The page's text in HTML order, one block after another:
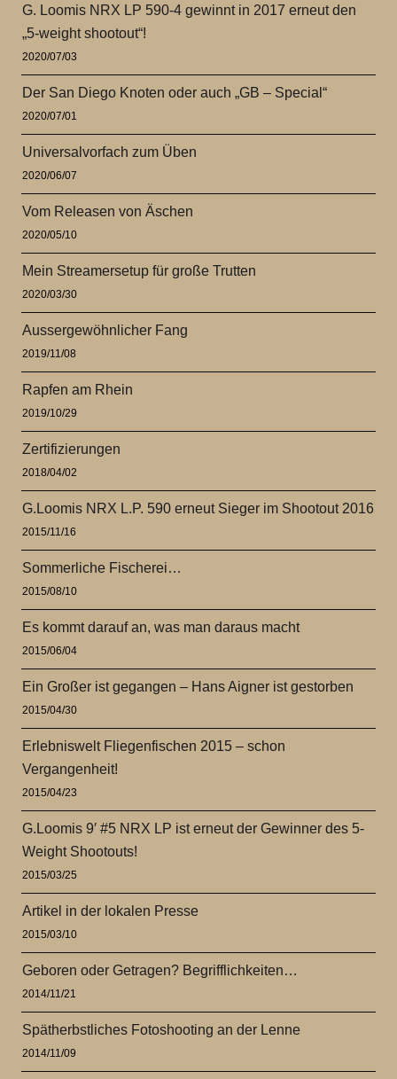
G. Loomis NRX LP 590-4 gewinnt in 2017 erneut den
„5-weight shootout“!
2020/07/03
Der San Diego Knoten oder auch „GB – Special“
2020/07/01
Universalvorfach zum Üben
2020/06/07
Vom Releasen von Äschen
2020/05/10
Mein Streamersetup für große Trutten
2020/03/30
Aussergewöhnlicher Fang
2019/11/08
Rapfen am Rhein
2019/10/29
Zertifizierungen
2018/04/02
G.Loomis NRX L.P. 590 erneut Sieger im Shootout 2016
2015/11/16
Sommerliche Fischerei…
2015/08/10
Es kommt darauf an, was man daraus macht
2015/06/04
Ein Großer ist gegangen – Hans Aigner ist gestorben
2015/04/30
Erlebniswelt Fliegenfischen 2015 – schon
Vergangenheit!
2015/04/23
G.Loomis 9′ #5 NRX LP ist erneut der Gewinner des 5-
Weight Shootouts!
2015/03/25
Artikel in der lokalen Presse
2015/03/10
Geboren oder Getragen? Begrifflichkeiten…
2014/11/21
Spätherbstliches Fotoshooting an der Lenne
2014/11/09